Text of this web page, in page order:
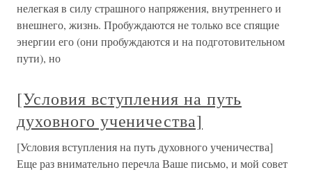
нелегкая в силу страшного напряжения, внутреннего и
внешнего, жизнь. Пробуждаются не только все спящие
энергии его (они пробуждаются и на подготовительном
пути), но
[Условия вступления на путь
духовного ученичества]
[Условия вступления на путь духовного ученичества]
Еще раз внимательно перечла Ваше письмо, и мой совет